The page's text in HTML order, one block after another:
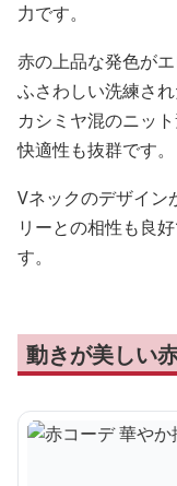
力です。
赤の上品な発色が
ふさわしい洗練さ
カシミヤ混のニッ
快適性も抜群です。
Vネックのデザイン
リーとの相性も良
す。
動きが美しい